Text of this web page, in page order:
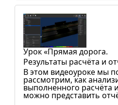
Урок «Прямая дорога.
Результаты расчёта и
В этом видеоуроке мы
рассмотрим, как
выполненного расчёта
можно представить